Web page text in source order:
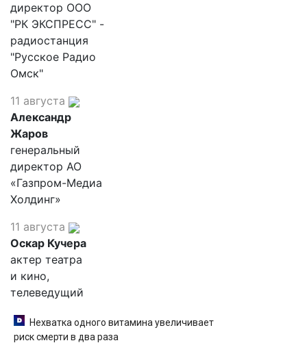
директор ООО
"РК ЭКСПРЕСС" -
радиостанция
"Русское Радио
Омск"
11 августа
Александр
Жаров
генеральный
директор АО
«Газпром-Медиа
Холдинг»
11 августа
Оскар Кучера
актер театра
и кино,
телеведущий
Нехватка одного витамина увеличивает
риск смерти в два раза